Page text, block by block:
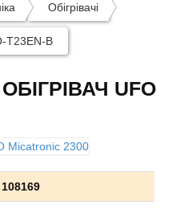
Обігрівачі
T23EN-B
UFO
108169